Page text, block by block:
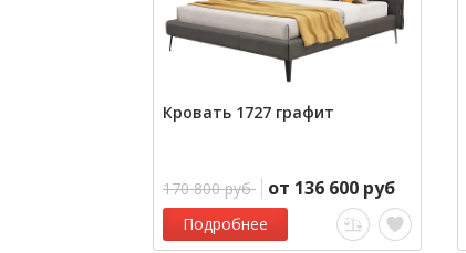
Кровать 1727 графит
170 800 руб от 136 600 руб
Подробнее